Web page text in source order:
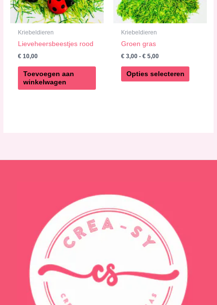
Kriebeldieren
Lieveheersbeestjes rood
€ 10,00
Toevoegen aan
winkelwagen
Kriebeldieren
Groen gras
€ 3,00 - € 5,00
Opties selecteren
kan
gekozen